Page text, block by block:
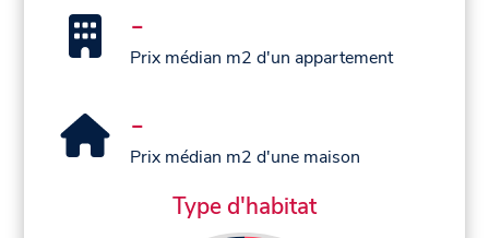
-
Prix médian m2 d'un appartement
-
Prix médian m2 d'une maison
Type d'habitat